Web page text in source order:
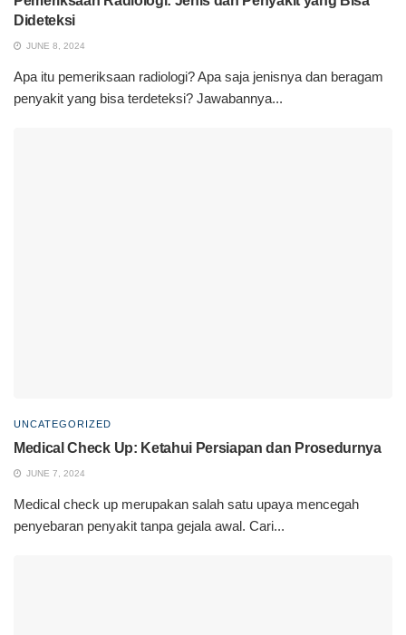
Dideteksi
JUNE 8, 2024
Apa itu pemeriksaan radiologi? Apa saja jenisnya dan beragam
penyakit yang bisa terdeteksi? Jawabannya...
UNCATEGORIZED
Medical Check Up: Ketahui Persiapan dan Prosedurnya
JUNE 7, 2024
Medical check up merupakan salah satu upaya mencegah
penyebaran penyakit tanpa gejala awal. Cari...